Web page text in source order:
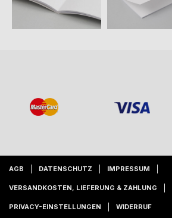
AGB DATENSCHUTZ IMPRESSUM
VERSANDKOSTEN, LIEFERUNG & ZAHLUNG
PRIVACY-EINSTELLUNGEN WIDERRUF